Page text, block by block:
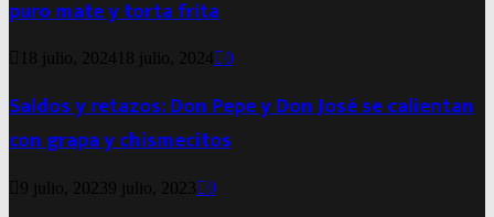
puro mate y torta frita
18 julio, 2024 18 julio, 2024 0
Saldos y retazos: Don Pepe y Don José se calientan
con grapa y chismecitos
9 julio, 20239 julio, 2023 0